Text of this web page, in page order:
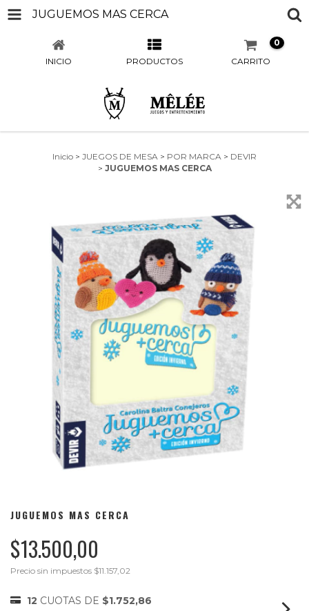
JUGUEMOS MAS CERCA
INICIO PRODUCTOS CARRITO
0
Inicio > JUEGOS DE MESA > POR MARCA > DEVIR
> JUGUEMOS MAS CERCA
JUGUEMOS MAS CERCA
$13.500,00
Precio sin impuestos $11.157,02
12 CUOTAS DE $1.752,86